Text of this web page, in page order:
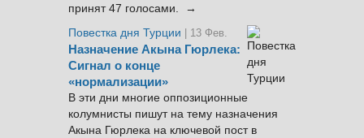
принят 47 голосами. →
Повестка дня Турции
| 13 Фев.
Назначение Акына Гюрлека:
Сигнал о конце
«нормализации»
В эти дни многие оппозиционные
колумнисты пишут на тему назначения
Акына Гюрлека на ключевой пост в